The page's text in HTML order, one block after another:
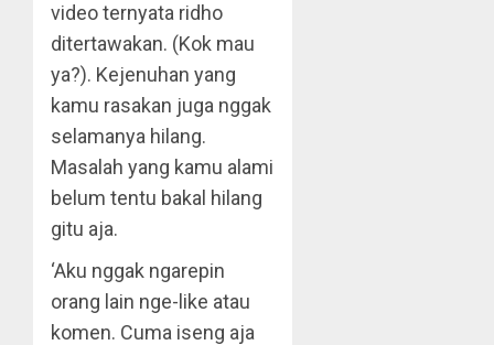
video ternyata ridho
ditertawakan. (Kok mau
ya?). Kejenuhan yang
kamu rasakan juga nggak
selamanya hilang.
Masalah yang kamu alami
belum tentu bakal hilang
gitu aja.
‘Aku nggak ngarepin
orang lain nge-like atau
komen. Cuma iseng aja